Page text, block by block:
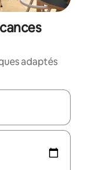
adaptés
flèches vers le